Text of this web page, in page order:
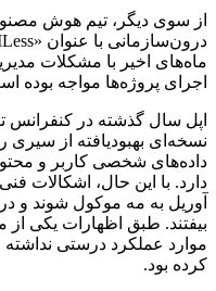
از سوی دیگر، تیم هوش
ماه‌های اخیر با مشکلات
اجرای پروژه‌ها مواجه بوده
اپل سال گذشته در کنفرانس
نسخه‌ای بهبودیافته از سیری
داده‌های شخصی کاربر و
دارد. با این حال، اشکالات
آوریل به مه موکول شوند و در
بیفتند. طبق اظهارات یکی
موارد عملکرد درستی
کرده بود.